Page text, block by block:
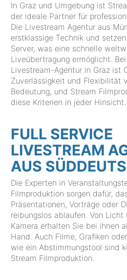
In Graz und Umgebung ist
der ideale Partner für
Die Livestream Agentur aus
erstklassige Technik und
Server, was eine schnelle
Liveübertragung ermöglicht.
Livestream-Agentur in Graz ist
Zuverlässigkeit und Flexibilität
Bedeutung, und Stream
diese Kriterien in jeder Hinsicht.
FULL SERVICE
LIVESTREAM
AUS
Die Experten in
Filmproduktion sorgen dafür,
Präsentationen, Vorträge oder
reibungslos ablaufen. Von Licht
Kamera erhalten Sie bei ihnen
Hand. Auch Filme, Grafiken
wie ein Abstimmungstool sind
Stream Filmproduktion.